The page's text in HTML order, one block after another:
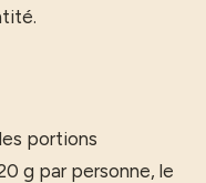
portions
g par personne, le